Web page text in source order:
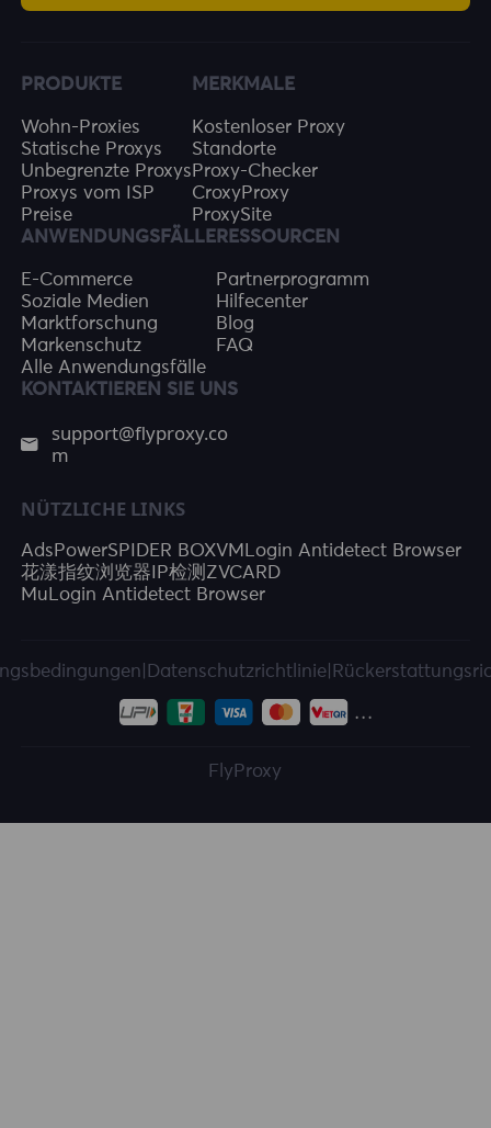
PRODUKTE
Wohn-Proxies
Statische Proxys
Unbegrenzte Proxys
Proxys vom ISP
Preise
MERKMALE
Kostenloser Proxy
Standorte
Proxy-Checker
CroxyProxy
ProxySite
ANWENDUNGSFÄLLE
E-Commerce
Soziale Medien
Marktforschung
Markenschutz
Alle Anwendungsfälle
RESSOURCEN
Partnerprogramm
Hilfecenter
Blog
FAQ
KONTAKTIEREN SIE UNS
support@flyproxy.co
m
NÜTZLICHE LINKS
AdsPowerSPIDER BOXVMLogin Antidetect Browser
花漾指纹浏览器 IP检测 ZVCARD
MuLogin Antidetect Browser
FlyProxy
Datenschutzrichtlinie|